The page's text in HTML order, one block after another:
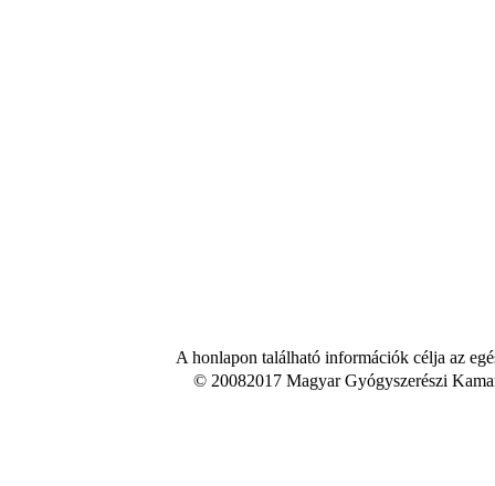
A honlapon található információk célja az
© 20082017 Magyar Gyógyszerészi